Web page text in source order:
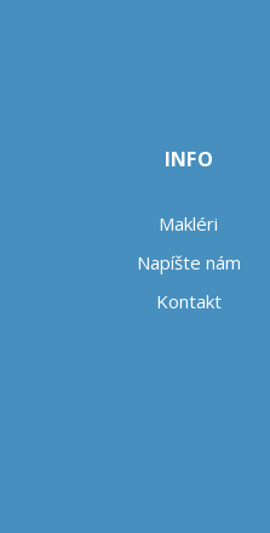
INFO
Makléri
Napíšte nám
Kontakt